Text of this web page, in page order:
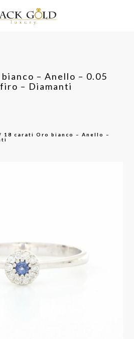
– Anello – 0.05
– Diamanti
18 carati Oro bianco – Anello –